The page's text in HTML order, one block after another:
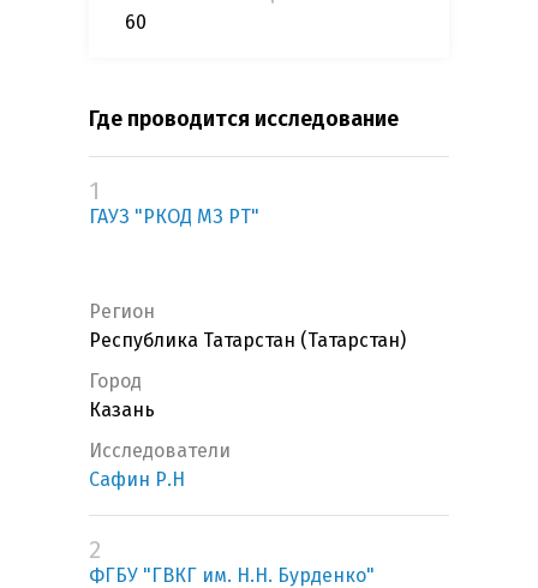
60
Где проводится исследование
1
ГАУЗ "РКОД МЗ РТ"
Регион
Республика Татарстан (Татарстан)
Город
Казань
Исследователи
Сафин Р.Н
2
ФГБУ "ГВКГ им. Н.Н. Бурденко"